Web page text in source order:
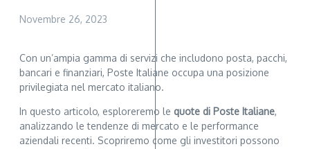
Novembre 26, 2023
Con un’ampia gamma di servizi che includono posta, pacchi,
bancari e finanziari, Poste Italiane occupa una posizione
privilegiata nel mercato italiano.
In questo articolo, esploreremo le quote di Poste Italiane,
analizzando le tendenze di mercato e le performance
aziendali recenti. Scopriremo come gli investitori possono